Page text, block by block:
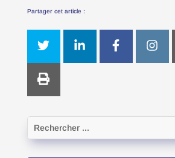
Partager cet article :